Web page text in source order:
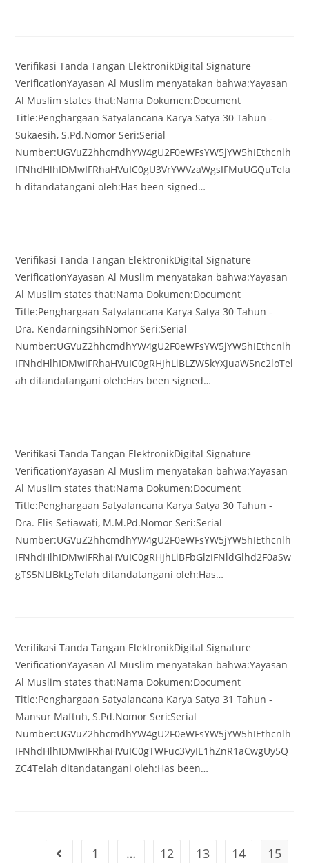
Verifikasi Tanda Tangan ElektronikDigital Signature
VerificationYayasan Al Muslim menyatakan bahwa:Yayasan
Al Muslim states that:Nama Dokumen:Document
Title:Penghargaan Satyalancana Karya Satya 30 Tahun -
Sukaesih, S.Pd.Nomor Seri:Serial
Number:UGVuZ2hhcmdhYW4gU2F0eWFsYW5jYW5hIEthcnlh
IFNhdHlhIDMwIFRhaHVuIC0gU3VrYWVzaWgsIFMuUGQuTela
h ditandatangani oleh:Has been signed…
Verifikasi Tanda Tangan ElektronikDigital Signature
VerificationYayasan Al Muslim menyatakan bahwa:Yayasan
Al Muslim states that:Nama Dokumen:Document
Title:Penghargaan Satyalancana Karya Satya 30 Tahun -
Dra. KendarningsihNomor Seri:Serial
Number:UGVuZ2hhcmdhYW4gU2F0eWFsYW5jYW5hIEthcnlh
IFNhdHlhIDMwIFRhaHVuIC0gRHJhLiBLZW5kYXJuaW5nc2loTel
ah ditandatangani oleh:Has been signed…
Verifikasi Tanda Tangan ElektronikDigital Signature
VerificationYayasan Al Muslim menyatakan bahwa:Yayasan
Al Muslim states that:Nama Dokumen:Document
Title:Penghargaan Satyalancana Karya Satya 30 Tahun -
Dra. Elis Setiawati, M.M.Pd.Nomor Seri:Serial
Number:UGVuZ2hhcmdhYW4gU2F0eWFsYW5jYW5hIEthcnlh
IFNhdHlhIDMwIFRhaHVuIC0gRHJhLiBFbGlzIFNldGlhd2F0aSw
gTS5NLlBkLgTelah ditandatangani oleh:Has…
Verifikasi Tanda Tangan ElektronikDigital Signature
VerificationYayasan Al Muslim menyatakan bahwa:Yayasan
Al Muslim states that:Nama Dokumen:Document
Title:Penghargaan Satyalancana Karya Satya 31 Tahun -
Mansur Maftuh, S.Pd.Nomor Seri:Serial
Number:UGVuZ2hhcmdhYW4gU2F0eWFsYW5jYW5hIEthcnlh
IFNhdHlhIDMwIFRhaHVuIC0gTWFuc3VyIE1hZnR1aCwgUy5Q
ZC4Telah ditandatangani oleh:Has been…
1 … 12 13 14 15